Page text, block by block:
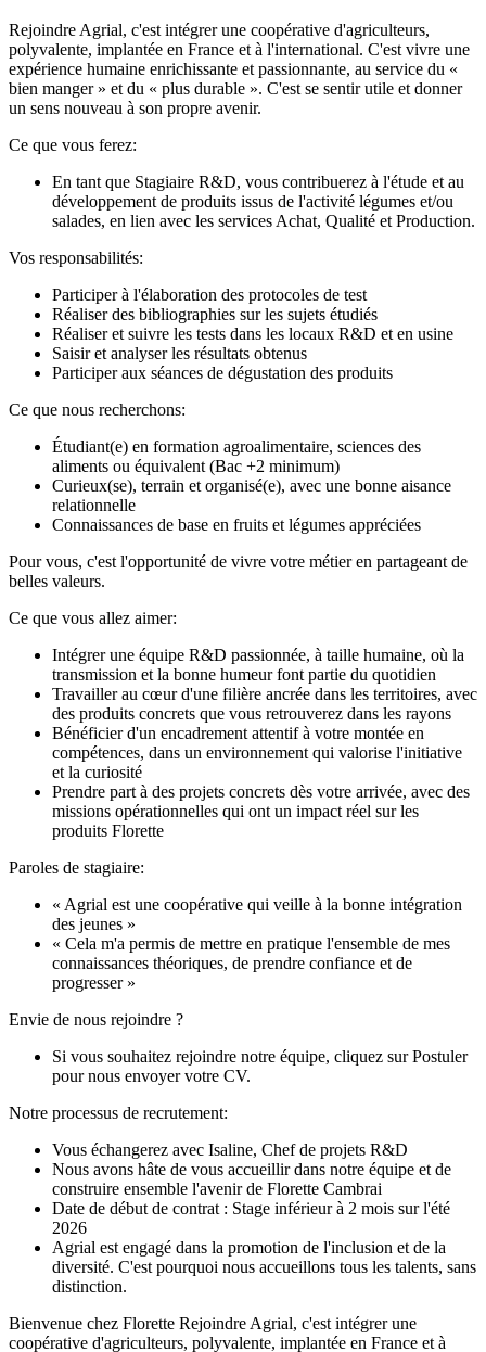
Rejoindre Agrial, c'est intégrer une coopérative d'agriculteurs,
polyvalente, implantée en France et à l'international. C'est vivre une
expérience humaine enrichissante et passionnante, au service du «
bien manger » et du « plus durable ». C'est se sentir utile et donner
un sens nouveau à son propre avenir.
Ce que vous ferez:
En tant que Stagiaire R&D, vous contribuerez à l'étude et au
développement de produits issus de l'activité légumes et/ou
salades, en lien avec les services Achat, Qualité et Production.
Vos responsabilités:
Participer à l'élaboration des protocoles de test
Réaliser des bibliographies sur les sujets étudiés
Réaliser et suivre les tests dans les locaux R&D et en usine
Saisir et analyser les résultats obtenus
Participer aux séances de dégustation des produits
Ce que nous recherchons:
Étudiant(e) en formation agroalimentaire, sciences des
aliments ou équivalent (Bac +2 minimum)
Curieux(se), terrain et organisé(e), avec une bonne aisance
relationnelle
Connaissances de base en fruits et légumes appréciées
Pour vous, c'est l'opportunité de vivre votre métier en partageant de
belles valeurs.
Ce que vous allez aimer:
Intégrer une équipe R&D passionnée, à taille humaine, où la
transmission et la bonne humeur font partie du quotidien
Travailler au cœur d'une filière ancrée dans les territoires, avec
des produits concrets que vous retrouverez dans les rayons
Bénéficier d'un encadrement attentif à votre montée en
compétences, dans un environnement qui valorise l'initiative
et la curiosité
Prendre part à des projets concrets dès votre arrivée, avec des
missions opérationnelles qui ont un impact réel sur les
produits Florette
Paroles de stagiaire:
« Agrial est une coopérative qui veille à la bonne intégration
des jeunes »
« Cela m'a permis de mettre en pratique l'ensemble de mes
connaissances théoriques, de prendre confiance et de
progresser »
Envie de nous rejoindre ?
Si vous souhaitez rejoindre notre équipe, cliquez sur Postuler
pour nous envoyer votre CV.
Notre processus de recrutement:
Vous échangerez avec Isaline, Chef de projets R&D
Nous avons hâte de vous accueillir dans notre équipe et de
construire ensemble l'avenir de Florette Cambrai
Date de début de contrat : Stage inférieur à 2 mois sur l'été
2026
Agrial est engagé dans la promotion de l'inclusion et de la
diversité. C'est pourquoi nous accueillons tous les talents, sans
distinction.
Bienvenue chez Florette Rejoindre Agrial, c'est intégrer une
coopérative d'agriculteurs, polyvalente, implantée en France et à